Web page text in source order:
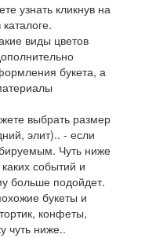
узнать кликнув на
виды цветов
букета, а
выбрать размер
элит).. - если
Чуть ниже
событий и
больше подойдет.
букеты и
конфеты,
чуть ниже..